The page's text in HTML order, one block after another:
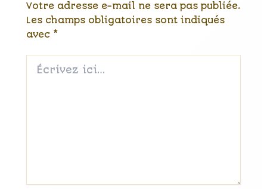
Votre adresse e-mail ne sera pas publiée.
Les champs obligatoires sont indiqués
avec *
ici…